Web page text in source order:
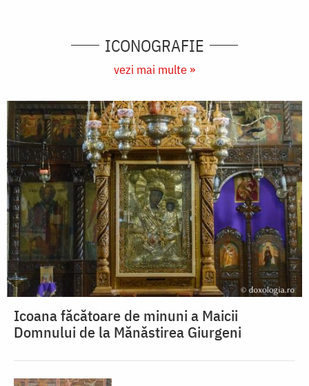
ICONOGRAFIE
vezi mai multe »
Icoana făcătoare de minuni a Maicii
Domnului de la Mănăstirea Giurgeni